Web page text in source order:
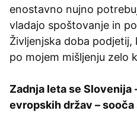
enostavno nujno
vladajo spoštovanje in
Življenjska doba
po mojem mišljenju zelo
Zadnja leta se Slovenija
evropskih držav –